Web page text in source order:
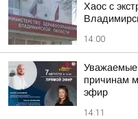
Хаос с
14:00
Уважаемые
причинам
эфир
14:11